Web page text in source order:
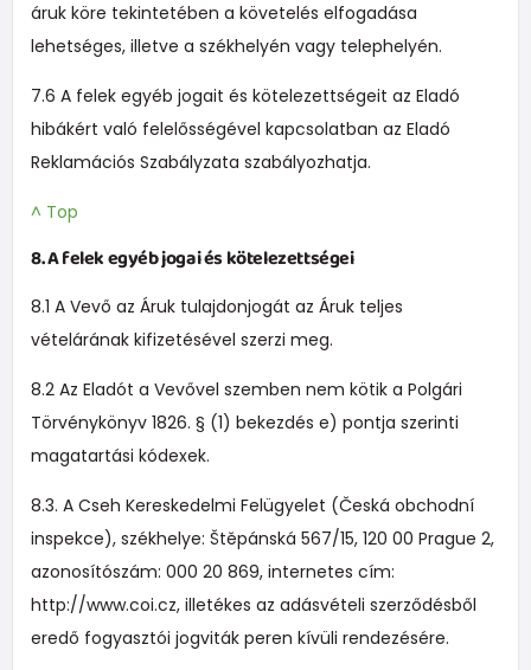
áruk köre tekintetében a követelés elfogadása
lehetséges, illetve a székhelyén vagy telephelyén.
7.6 A felek egyéb jogait és kötelezettségeit az Eladó
hibákért való felelősségével kapcsolatban az Eladó
Reklamációs Szabályzata szabályozhatja.
^ Top
8. A felek egyéb jogai és kötelezettségei
8.1 A Vevő az Áruk tulajdonjogát az Áruk teljes
vételárának kifizetésével szerzi meg.
8.2 Az Eladót a Vevővel szemben nem kötik a Polgári
Törvénykönyv 1826. § (1) bekezdés e) pontja szerinti
magatartási kódexek.
8.3. A Cseh Kereskedelmi Felügyelet (Česká obchodní
inspekce), székhelye: Štěpánská 567/15, 120 00 Prague 2,
azonosítószám: 000 20 869, internetes cím:
http://www.coi.cz, illetékes az adásvételi szerződésből
eredő fogyasztói jogviták peren kívüli rendezésére.